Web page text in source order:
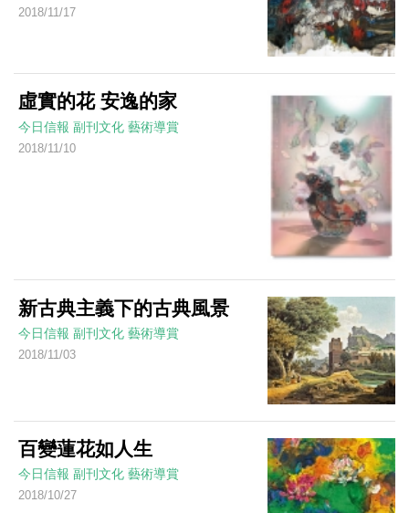
2018/11/17
虛實的花 安逸的家
今日信報 副刊文化 藝術導賞
2018/11/10
新古典主義下的古典風景
今日信報 副刊文化 藝術導賞
2018/11/03
百變蓮花如人生
今日信報 副刊文化 藝術導賞
2018/10/27